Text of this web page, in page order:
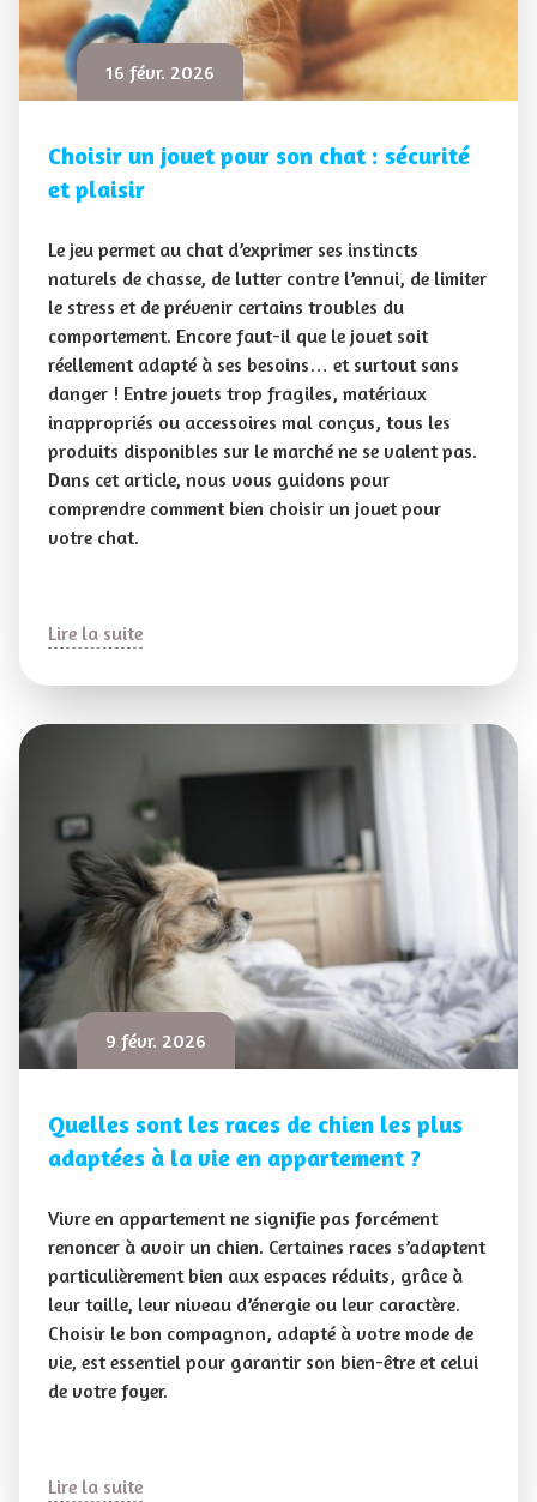
16 févr. 2026
Choisir un jouet pour son chat : sécurité
et plaisir
Le jeu permet au chat d’exprimer ses instincts
naturels de chasse, de lutter contre l’ennui, de limiter
le stress et de prévenir certains troubles du
comportement. Encore faut-il que le jouet soit
réellement adapté à ses besoins… et surtout sans
danger ! Entre jouets trop fragiles, matériaux
inappropriés ou accessoires mal conçus, tous les
produits disponibles sur le marché ne se valent pas.
Dans cet article, nous vous guidons pour
comprendre comment bien choisir un jouet pour
votre chat.
Lire la suite
9 févr. 2026
Quelles sont les races de chien les plus
adaptées à la vie en appartement ?
Vivre en appartement ne signifie pas forcément
renoncer à avoir un chien. Certaines races s’adaptent
particulièrement bien aux espaces réduits, grâce à
leur taille, leur niveau d’énergie ou leur caractère.
Choisir le bon compagnon, adapté à votre mode de
vie, est essentiel pour garantir son bien-être et celui
de votre foyer.
Lire la suite